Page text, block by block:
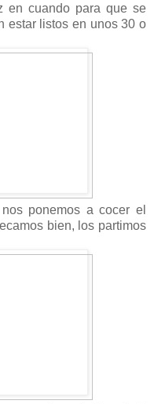
en cuando para que se
estar listos en unos 30 o
ponemos a cocer el
bien, los partimos